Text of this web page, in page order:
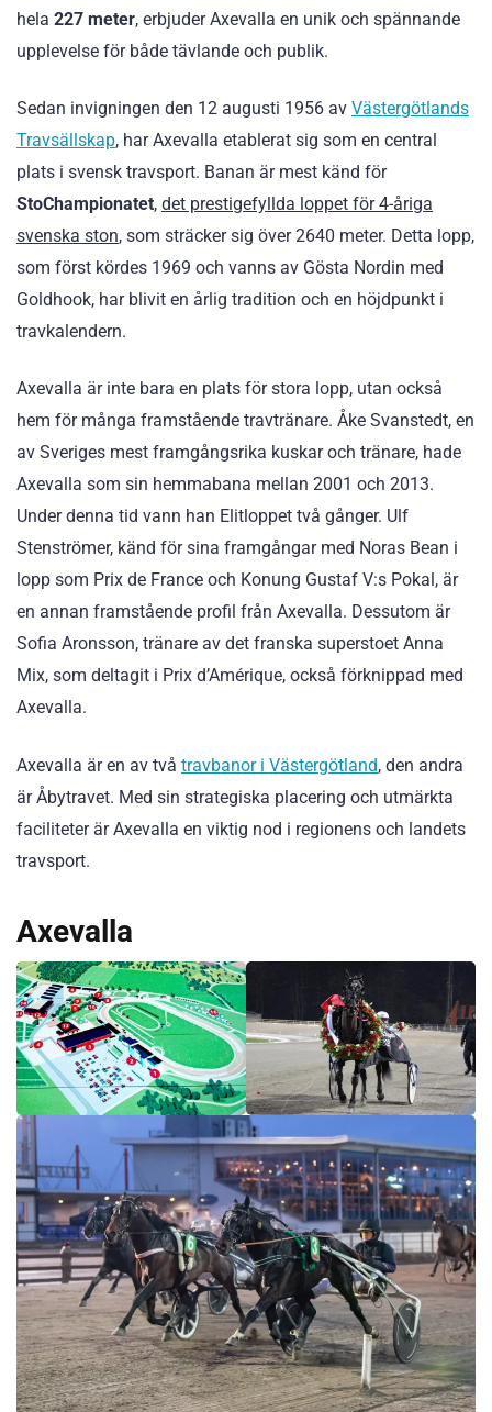
hela 227 meter, erbjuder Axevalla en unik och spännande
upplevelse för både tävlande och publik.
Sedan invigningen den 12 augusti 1956 av Västergötlands
Travsällskap, har Axevalla etablerat sig som en central
plats i svensk travsport. Banan är mest känd för
StoChampionatet, det prestigefyllda loppet för 4-åriga
svenska ston, som sträcker sig över 2640 meter. Detta lopp,
som först kördes 1969 och vanns av Gösta Nordin med
Goldhook, har blivit en årlig tradition och en höjdpunkt i
travkalendern.
Axevalla är inte bara en plats för stora lopp, utan också
hem för många framstående travtränare. Åke Svanstedt, en
av Sveriges mest framgångsrika kuskar och tränare, hade
Axevalla som sin hemmabana mellan 2001 och 2013.
Under denna tid vann han Elitloppet två gånger. Ulf
Stenströmer, känd för sina framgångar med Noras Bean i
lopp som Prix de France och Konung Gustaf V:s Pokal, är
en annan framstående profil från Axevalla. Dessutom är
Sofia Aronsson, tränare av det franska superstoet Anna
Mix, som deltagit i Prix d’Amérique, också förknippad med
Axevalla.
Axevalla är en av två travbanor i Västergötland, den andra
är Åbytravet. Med sin strategiska placering och utmärkta
faciliteter är Axevalla en viktig nod i regionens och landets
travsport.
Axevalla